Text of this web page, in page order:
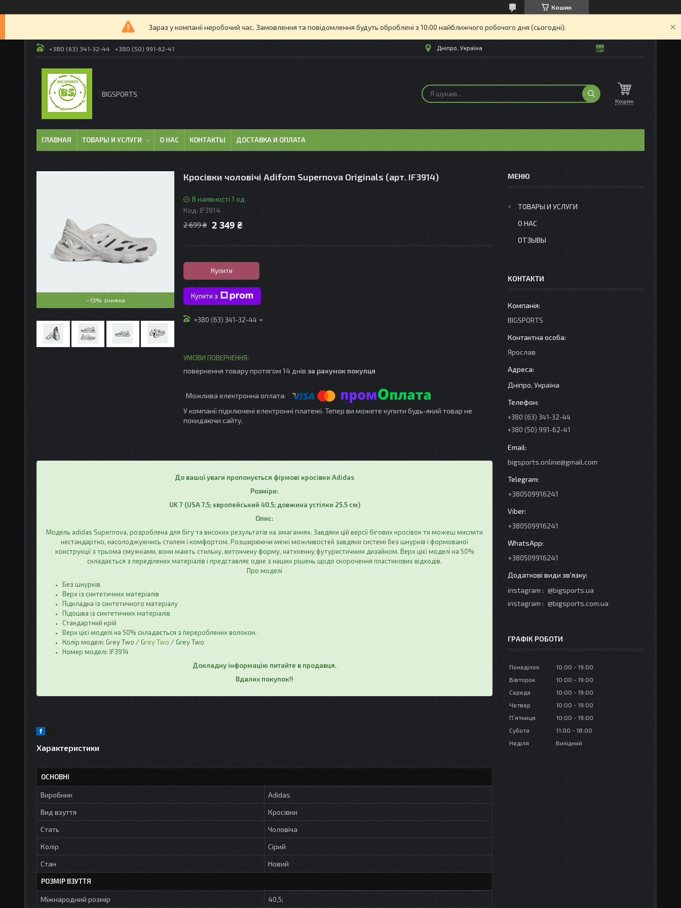
Кошик
Зараз у компанії неробочий час. Замовлення та повідомлення будуть оброблені з 10:00 найближчого робочого дня (сьогодні).
+380 (63) 341-32-44 +380 (50) 991-62-41 Дніпро, Україна
BIGSPORTS
Кошик
ГЛАВНАЯ ТОВАРЫ И УСЛУГИ О НАС КОНТАКТЫ ДОСТАВКА И ОПЛАТА
–13%
Кросівки чоловічі Adifom Supernova Originals (арт. IF3914)
В наявності 1 од.
Код: IF3914
2 699 ₴ 2 349 ₴
Купити
Купити з
+380 (63) 341-32-44
повернення товару протягом 14 днів за рахунок покупця
У компанії підключені електронні платежі. Тепер ви можете купити будь-який товар не
покидаючи сайту.
До вашої уваги пропонується фірмові кросівки Adidas
Розміри:
UK 7 (USA7.5; європейський 40.5; довжина устілки 25.5 см)
Опис:
Модель adidas Supernova, розроблена для бігу та високих результатів на змаганнях. Завдяки цій версії бігових кросівок ти можеш мислити
нестандартно, насолоджуючись стилем і комфортом. Розширюючи межі можливостей завдяки системі без шнурків і формованої
конструкції з трьома смужками, вони мають стильну, витончену форму, натхненну футуристичним дизайном. Верх цієї моделі на 50%
складається з переділених матеріалів і представляє одне з наших рішень щодо скорочення пластикових відходів.
Про моделі
Без шнурків
Верх із синтетичних матеріалів
Підкладка із синтетичного матеріалу
Підошва із синтетичних матеріалів
Стандартний крій
Верх цієї моделі на 50% складається з перероблених волокон.
Колір моделі: Grey Two / Grey Two / Grey Two
Номер моделі: IF3914
Докладну інформацію питайте в продавця.
Вдалих покупок!!
Характеристики
ОСНОВНІ
Виробник
Adidas
Вид взуття
Кросівки
Стать
Чоловіча
Колір
Сірий
Стан
Новий
РОЗМІР ВЗУТТЯ
Міжнародний розмір 40,5;
ТОВАРЫ И УСЛУГИ
О НАС
ОТЗЫВЫ
КОНТАКТИ
BIGSPORTS
Ярослав
Дніпро, Україна
+380 (63) 341-32-44
+380 (50) 991-62-41
bigsports.online@gmail.com
+380509916241
+380509916241
+380509916241
instagram
@bigsports.ua
instagram
@bigsports.com.ua
ГРАФІК РОБОТИ
Понеділок 10:00
19:00
Вівторок
10:00
19:00
Середа
10:00
19:00
Четвер
10:00
19:00
Пʼятниця
10:00
19:00
Субота
11:00
18:00
Неділя
Вихідний